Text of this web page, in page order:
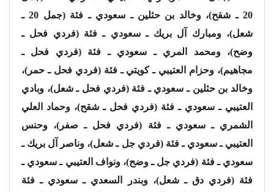
20 ـ شقح)، وخالد بن حثلين ـ سعودي ـ فئة (جمل 20 ـ
شعل)، ومبارك آل بريك ـ سعودي ـ فئة (فردي فحل ـ
وضح)، ومحمد المري ـ سعودي ـ فئة (فردي فحل ـ
مجاهيم)، وحزام العتيبي ـ كويتي ـ فئة (فردي فحل ـ حمر)،
وخالد بن حثلين ـ سعودي ـ فئة (فردي فحل ـ شعل)، وبادي
العتيبي ـ سعودي ـ فئة (فردي فحل ـ شقح)، وحماد العلي
الشمري ـ سعودي ـ فئة (فردي فحل ـ صفر)، وحنس
العتيبي ـ سعودي ـ فئة (فردي جل ـ شعل)، وناصر آل بريك ـ
سعودي ـ فئة (فردي جل ـ وضح)، ونواف العتيبي ـ سعودي ـ
فئة (فردي دق ـ شعل)، وبندر السعدي ـ سعودي ـ فئة